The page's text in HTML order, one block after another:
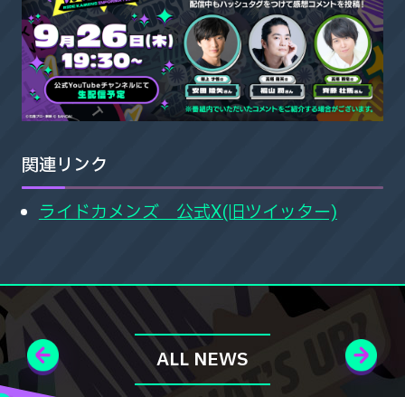
関連リンク
ライドカメンズ 公式X(旧ツイッター)
ALL NEWS